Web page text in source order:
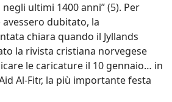
ultimi 1400 anni” (5). Per
dubitato, la
chiara quando il Jyllands
la rivista cristiana norvegese
le caricature il 10 gennaio… in
Al-Fitr, la più importante festa